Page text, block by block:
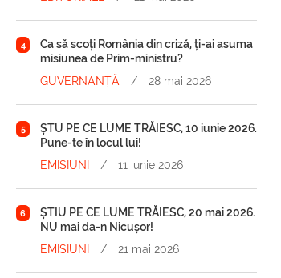
4
Ca să scoți România din criză, ți-ai asuma
misiunea de Prim-ministru?
GUVERNANȚĂ
/ 28 mai 2026
5
ȘTU PE CE LUME TRĂIESC, 10 iunie 2026.
Pune-te în locul lui!
EMISIUNI
/ 11 iunie 2026
6
ȘTIU PE CE LUME TRĂIESC, 20 mai 2026.
NU mai da-n Nicușor!
EMISIUNI
/ 21 mai 2026